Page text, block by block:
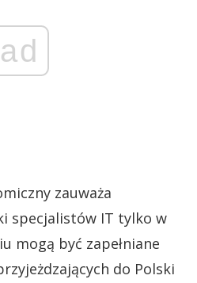
ad
zauważa
specjalistów IT tylko w
mogą być zapełniane
do Polski